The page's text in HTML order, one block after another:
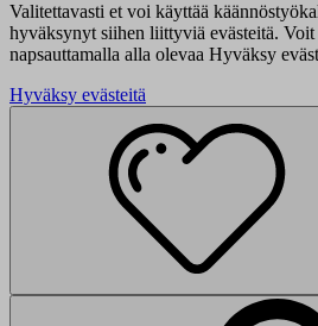
Valitettavasti et voi käyttää
hyväksynyt siihen liittyviä evästeitä. Voit
napsauttamalla alla olevaa Hyväksy
Hyväksy evästeitä